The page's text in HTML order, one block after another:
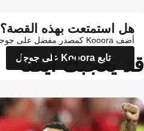
هل استمتعت بهذه القصة؟
أضف Kooora كمصدر مفضل على جوجل للاطلاع على المزيد من تقاريرنا
تابع Kooora على جوجل
قد يعجبك أيضاً